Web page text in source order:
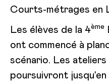
Courts-métrages en
Les élèves de la 4ème
ont commencé à
scénario. Les ateliers
poursuivront